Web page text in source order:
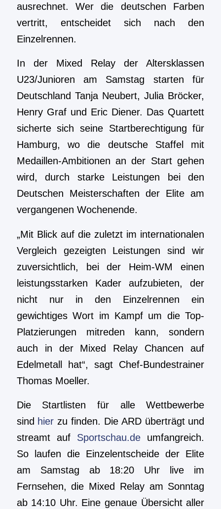
ausrechnet. Wer die deutschen Farben
vertritt, entscheidet sich nach den
Einzelrennen.
In der Mixed Relay der Altersklassen
U23/Junioren am Samstag starten für
Deutschland Tanja Neubert, Julia Bröcker,
Henry Graf und Eric Diener. Das Quartett
sicherte sich seine Startberechtigung für
Hamburg, wo die deutsche Staffel mit
Medaillen-Ambitionen an der Start gehen
wird, durch starke Leistungen bei den
Deutschen Meisterschaften der Elite am
vergangenen Wochenende.
„Mit Blick auf die zuletzt im internationalen
Vergleich gezeigten Leistungen sind wir
zuversichtlich, bei der Heim-WM einen
leistungsstarken Kader aufzubieten, der
nicht nur in den Einzelrennen ein
gewichtiges Wort im Kampf um die Top-
Platzierungen mitreden kann, sondern
auch in der Mixed Relay Chancen auf
Edelmetall hat“, sagt Chef-Bundestrainer
Thomas Moeller.
Die Startlisten für alle Wettbewerbe
sind hier zu finden. Die ARD überträgt und
streamt auf Sportschau.de umfangreich.
So laufen die Einzelentscheide der Elite
am Samstag ab 18:20 Uhr live im
Fernsehen, die Mixed Relay am Sonntag
ab 14:10 Uhr. Eine genaue Übersicht aller